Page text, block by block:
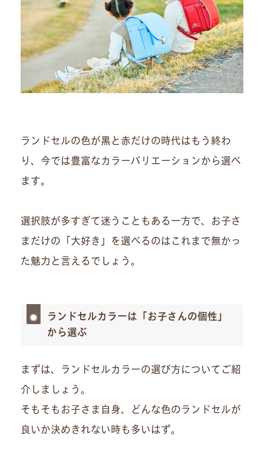
ランドセルの色が黒と赤だけの時代はもう終わ
り、今では豊富なカラーバリエーションから選べ
ます。
選択肢が多すぎて迷うこともある一方で、お子さ
まだけの「大好き」を選べるのはこれまで無かっ
た魅力と言えるでしょう。
ランドセルカラーは「お子さんの個性」
から選ぶ
まずは、ランドセルカラーの選び方についてご紹
介しましょう。
そもそもお子さま自身、どんな色のランドセルが
良いか決めきれない時も多いはず。